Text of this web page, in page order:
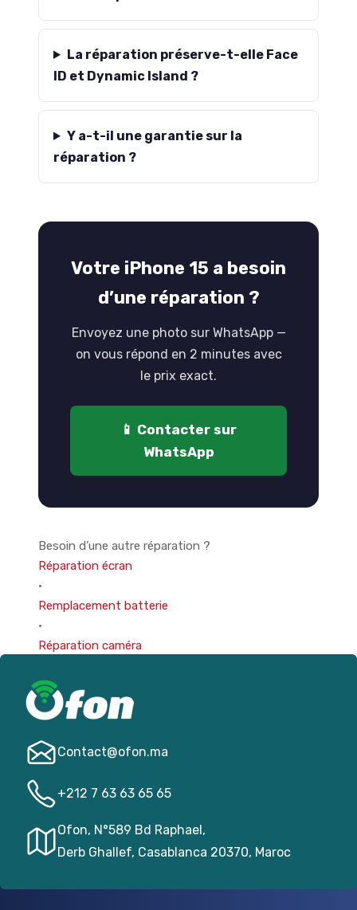
La réparation préserve-t-elle Face
ID et Dynamic Island ?
Y a-t-il une garantie sur la
réparation ?
Votre iPhone 15 a besoin
d’une réparation ?
Envoyez une photo sur WhatsApp —
on vous répond en 2 minutes avec
le prix exact.
📱 Contacter sur
WhatsApp
Besoin d’une autre réparation ?
Réparation écran
·
Remplacement batterie
·
Réparation caméra
Contact@­ofon.ma
+212 7 63 63 65 65
Ofon, N°589 Bd Raphael,
Derb Ghallef, Casablanca 20370, Maroc